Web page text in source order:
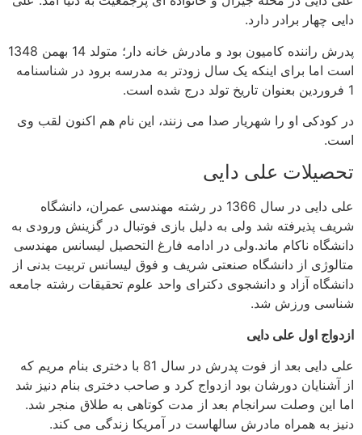
دایی چهار برادر دارد.
پدرش راننده کامیون بود و مادرش خانه دار؛ متولد 14 بهمن 1348
است اما برای اینکه یک سال زودتر به مدرسه برود در شناسنامه
1 فروردین بعنوان تاریخ تولد درج شده است.
در کودکی او را شهریار صدا می زنند، این نام هم اکنون لقب وی
است.
تحصیلات علی دایی
علی دایی در سال 1366 در رشته مهندسی عمران، دانشگاه
شریف پذیرفته شد ولی به دلیل بازی فوتبال در گزینش ورودی به
دانشگاه ناکام ماند.ولی در ادامه فارغ التحصیل لیسانس مهندسی
متالوژی از دانشگاه صنعتی شریف و فوق لیسانس تربیت بدنی از
دانشگاه آزاد و دانشجوی دکترای واحد علوم تحقیقات رشته جامعه‌
شناسی ورزش شد.
ازدواج اول علی دایی
علی دایی بعد از فوت پدرش در سال 81 با دختری بنام مریم که
از آشنایان دورشان بود ازدواج کرد و صاحب دختری بنام دنیز شد
اما این وصلت سرانجام بعد از مدت کوتاهی به طلاق منجر شد.
دنیز به همراه مادرش سالهاست در آمریکا زندگی می کند.